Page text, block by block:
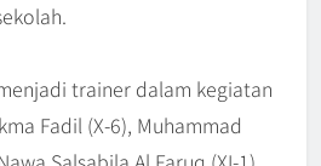
trainer dalam kegiatan
Fadil (X-6), Muhammad